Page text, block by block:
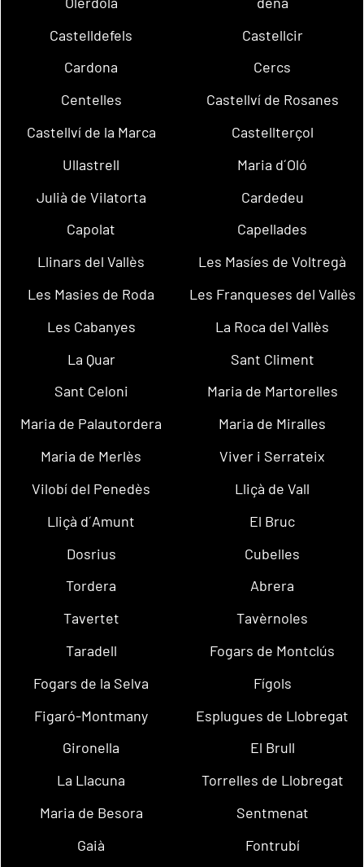
Castelldefels
Castellcir
Cardona
Cercs
Centelles
Castellví de Rosanes
Castellví de la Marca
Castellterçol
Ullastrell
Maria d´Oló
Julià de Vilatorta
Cardedeu
Capolat
Capellades
Llinars del Vallès
Les Masíes de Voltregà
Les Masies de Roda
Les Franqueses del Vallès
Les Cabanyes
La Roca del Vallès
La Quar
Sant Climent
Sant Celoni
Maria de Martorelles
Maria de Palautordera
Maria de Miralles
Maria de Merlès
Viver i Serrateix
Vilobí del Penedès
Lliçà de Vall
Lliçà d´Amunt
El Bruc
Dosrius
Cubelles
Tordera
Abrera
Tavertet
Tavèrnoles
Taradell
Fogars de Montclús
Fogars de la Selva
Fígols
Figaró-Montmany
Esplugues de Llobregat
Gironella
El Brull
La Llacuna
Torrelles de Llobregat
Maria de Besora
Sentmenat
Gaià
Fontrubí